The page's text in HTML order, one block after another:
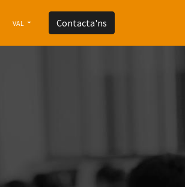
VAL Contacta'ns